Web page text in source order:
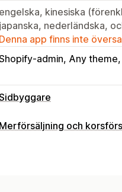
engelska, kinesiska
japanska, nederländska,
Denna app finns inte
admin Any theme
Sidtyper
Merförsäljning och